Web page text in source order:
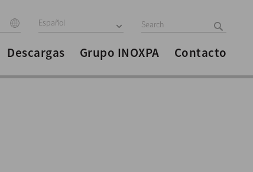
Español
Descargas Grupo INOXPA Contacto